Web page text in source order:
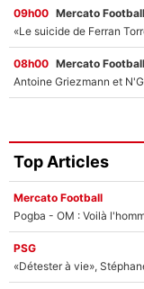
09h00 Mercato Football
08h00 Mercato Football
Top Articles
Mercato Football
Pogba - OM : Voilà
PSG
«Détester à vie»,